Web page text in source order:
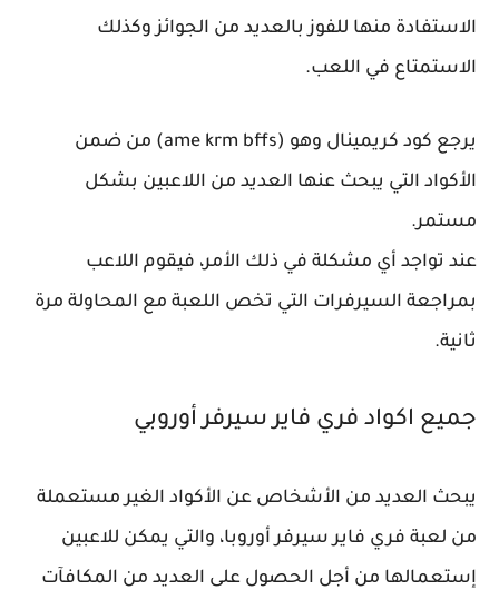
الاستفادة منها للفوز بالعديد من الجوائز وكذلك
الاستمتاع في اللعب.
يرجع كود كريمينال وهو (ame krm bffs) من ضمن
الأكواد التي يبحث عنها العديد من اللاعبين بشكل
مستمر.
عند تواجد أي مشكلة في ذلك الأمر، فيقوم اللاعب
بمراجعة السيرفرات التي تخص اللعبة مع المحاولة مرة
ثانية.
جميع اكواد فري فاير سيرفر أوروبي
يبحث العديد من الأشخاص عن الأكواد الغير مستعملة
من لعبة فري فاير سيرفر أوروبا، والتي يمكن للاعبين
إستعمالها من أجل الحصول على العديد من المكافآت